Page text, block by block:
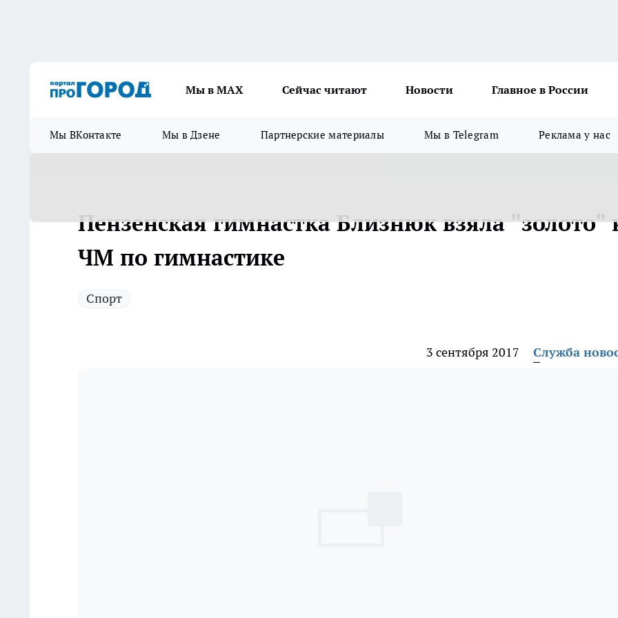
Мы в МАХ Сейчас читают Новости Главное в России
Мы ВКонтакте Мы в Дзене Партнерские материалы Мы в Telegram Реклама у нас
Пензенская гимнастка Близнюк взяла "золото"
ЧМ по гимнастике
Спорт
3 сентября 2017 Служба